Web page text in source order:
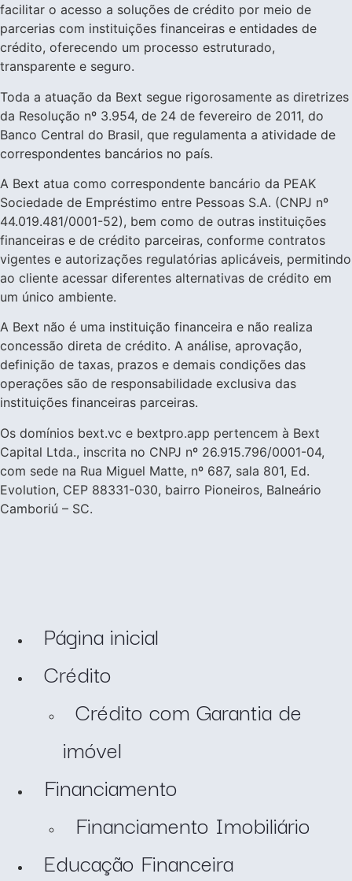
facilitar o acesso a soluções de crédito por meio de
parcerias com instituições financeiras e entidades de
crédito, oferecendo um processo estruturado,
transparente e seguro.
Toda a atuação da Bext segue rigorosamente as diretrizes
da Resolução nº 3.954, de 24 de fevereiro de 2011, do
Banco Central do Brasil, que regulamenta a atividade de
correspondentes bancários no país.
A Bext atua como correspondente bancário da PEAK
Sociedade de Empréstimo entre Pessoas S.A. (CNPJ nº
44.019.481/0001-52), bem como de outras instituições
financeiras e de crédito parceiras, conforme contratos
vigentes e autorizações regulatórias aplicáveis, permitindo
ao cliente acessar diferentes alternativas de crédito em
um único ambiente.
A Bext não é uma instituição financeira e não realiza
concessão direta de crédito. A análise, aprovação,
definição de taxas, prazos e demais condições das
operações são de responsabilidade exclusiva das
instituições financeiras parceiras.
Os domínios bext.vc e bextpro.app pertencem à Bext
Capital Ltda., inscrita no CNPJ nº 26.915.796/0001-04,
com sede na Rua Miguel Matte, nº 687, sala 801, Ed.
Evolution, CEP 88331-030, bairro Pioneiros, Balneário
Camboriú – SC.
Página inicial
Crédito
Crédito com Garantia de
imóvel
Financiamento
Financiamento Imobiliário
Educação Financeira